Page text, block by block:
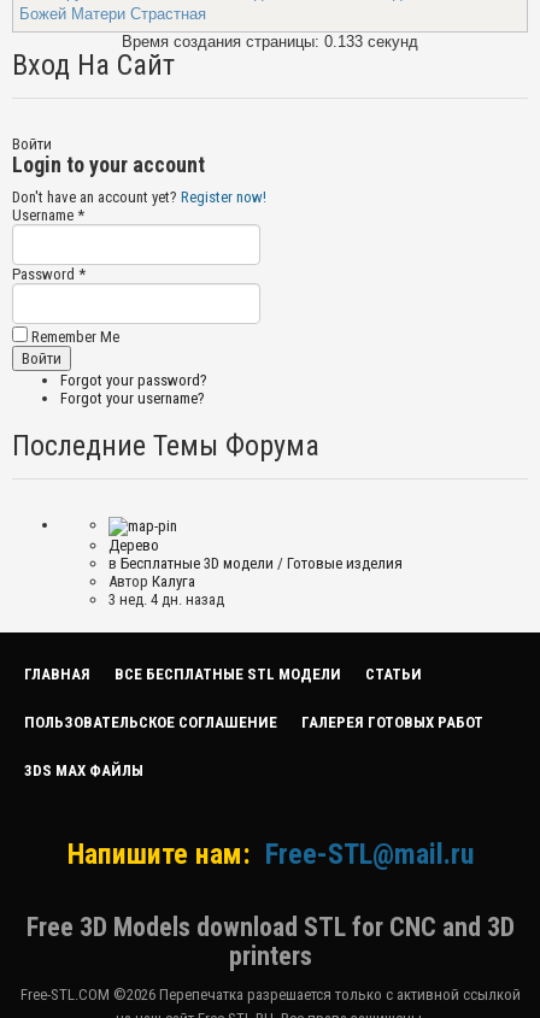
Божей Матери Страстная
Время создания страницы: 0.133 секунд
Вход На Сайт
Войти
Login to your account
Don't have an account yet? Register now!
Username *
Password *
Remember Me
Forgot your password?
Forgot your username?
Последние Темы Форума
Дерево
в Бесплатные 3D модели / Готовые изделия
Автор Калуга
3 нед. 4 дн. назад
ГЛАВНАЯ ВСЕ БЕСПЛАТНЫЕ STL МОДЕЛИ СТАТЬИ
ПОЛЬЗОВАТЕЛЬСКОЕ СОГЛАШЕНИЕ ГАЛЕРЕЯ ГОТОВЫХ РАБОТ
3DS MAX ФАЙЛЫ
Напишите нам: Free-STL@mail.ru
Free 3D Models download STL for CNC and 3D
printers
Free-STL.COM ©2026 Перепечатка разрешается только с активной ссылкой